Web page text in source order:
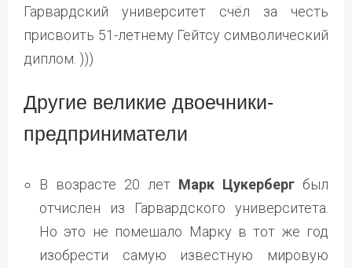
Гарвардский университет счёл за честь
присвоить 51-летнему Гейтсу символический
диплом. )))
Другие великие двоечники-
предприниматели
В возрасте 20 лет Марк Цукерберг был
отчислен из Гарвардского университета.
Но это не помешало Марку в тот же год
изобрести самую известную мировую